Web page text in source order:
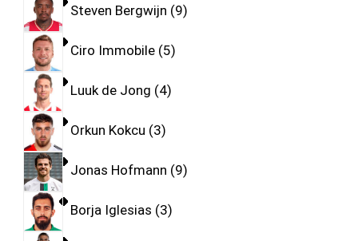
Steven Bergwijn 9
Ciro Immobile 5
Luuk de Jong 4
Orkun Kokcu 3
Jonas Hofmann 9
Borja Iglesias 3